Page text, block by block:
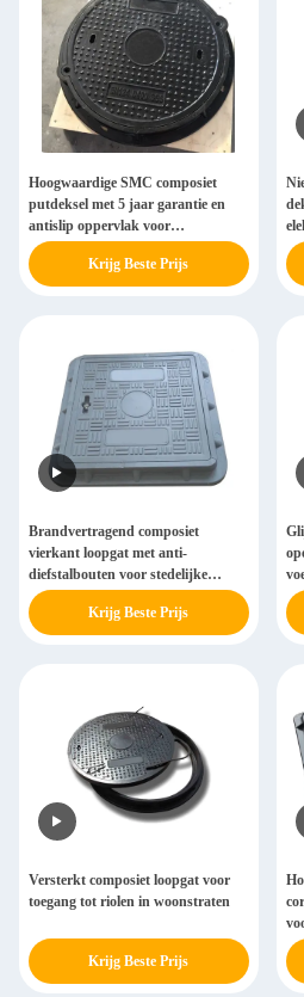
Hoogwaardige SMC composiet
putdeksel met 5 jaar garantie en
antislip oppervlak voor
afvoersystemen
Krijg Beste Prijs
Brandvertragend composiet
vierkant loopgat met anti-
diefstalbouten voor stedelijke
waterleidingen
Krijg Beste Prijs
Versterkt composiet loopgat voor
toegang tot riolen in woonstraten
Krijg Beste Prijs